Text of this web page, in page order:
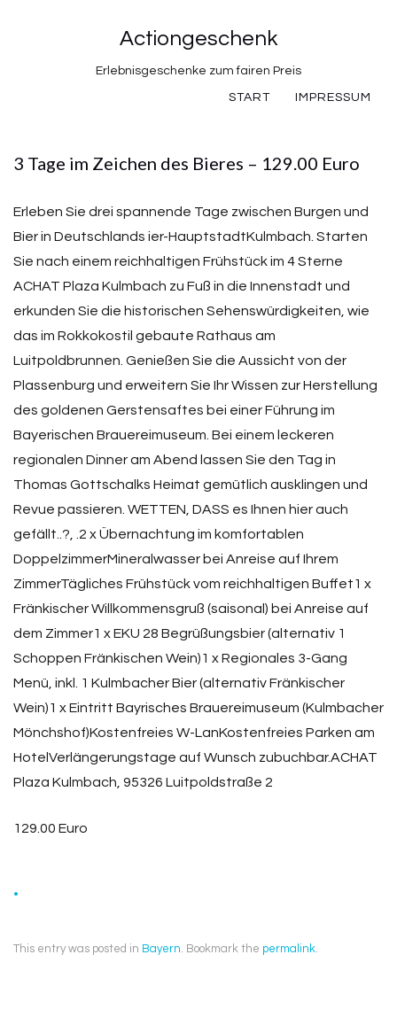
Actiongeschenk
Erlebnisgeschenke zum fairen Preis
START IMPRESSUM
3 Tage im Zeichen des Bieres – 129.00 Euro
Erleben Sie drei spannende Tage zwischen Burgen und
Bier in Deutschlands ier-HauptstadtKulmbach. Starten
Sie nach einem reichhaltigen Frühstück im 4 Sterne
ACHAT Plaza Kulmbach zu Fuß in die Innenstadt und
erkunden Sie die historischen Sehenswürdigkeiten, wie
das im Rokkokostil gebaute Rathaus am
Luitpoldbrunnen. Genießen Sie die Aussicht von der
Plassenburg und erweitern Sie Ihr Wissen zur Herstellung
des goldenen Gerstensaftes bei einer Führung im
Bayerischen Brauereimuseum. Bei einem leckeren
regionalen Dinner am Abend lassen Sie den Tag in
Thomas Gottschalks Heimat gemütlich ausklingen und
Revue passieren. WETTEN, DASS es Ihnen hier auch
gefällt..?, .2 x Übernachtung im komfortablen
DoppelzimmerMineralwasser bei Anreise auf Ihrem
ZimmerTägliches Frühstück vom reichhaltigen Buffet1 x
Fränkischer Willkommensgruß (saisonal) bei Anreise auf
dem Zimmer1 x EKU 28 Begrüßungsbier (alternativ 1
Schoppen Fränkischen Wein)1 x Regionales 3-Gang
Menü, inkl. 1 Kulmbacher Bier (alternativ Fränkischer
Wein)1 x Eintritt Bayrisches Brauereimuseum (Kulmbacher
Mönchshof)Kostenfreies W-LanKostenfreies Parken am
HotelVerlängerungstage auf Wunsch zubuchbar.ACHAT
Plaza Kulmbach, 95326 Luitpoldstraße 2
129.00 Euro
.
This entry was posted in Bayern. Bookmark the permalink.